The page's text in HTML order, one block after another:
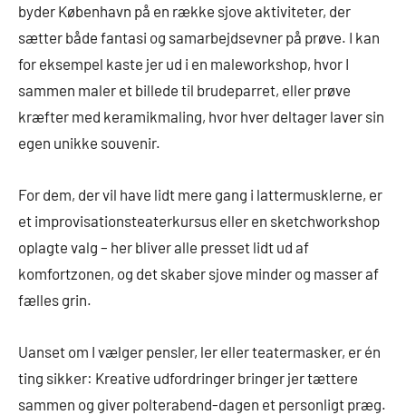
byder København på en række sjove aktiviteter, der
sætter både fantasi og samarbejdsevner på prøve. I kan
for eksempel kaste jer ud i en maleworkshop, hvor I
sammen maler et billede til brudeparret, eller prøve
kræfter med keramikmaling, hvor hver deltager laver sin
egen unikke souvenir.
For dem, der vil have lidt mere gang i lattermusklerne, er
et improvisationsteaterkursus eller en sketchworkshop
oplagte valg – her bliver alle presset lidt ud af
komfortzonen, og det skaber sjove minder og masser af
fælles grin.
Uanset om I vælger pensler, ler eller teatermasker, er én
ting sikker: Kreative udfordringer bringer jer tættere
sammen og giver polterabend-dagen et personligt præg.